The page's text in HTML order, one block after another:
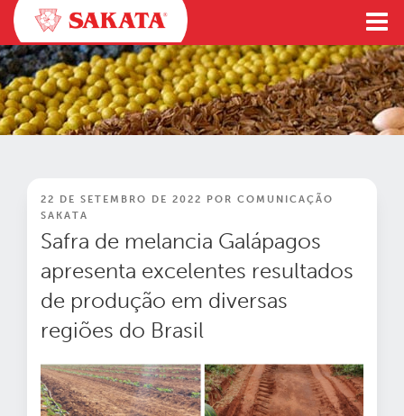
Pular
para
o
conteúdo
PUBLICADO
EM
22 DE SETEMBRO DE 2022 POR COMUNICAÇÃO
SAKATA
Safra de melancia Galápagos
apresenta excelentes resultados
de produção em diversas
regiões do Brasil